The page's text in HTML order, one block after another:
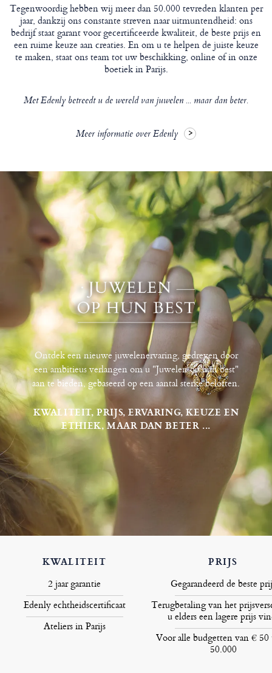
Tegenwoordig hebben wij meer dan 50.000 tevreden klanten per
jaar, dankzij ons constante streven naar uitmuntendheid: ons
bedrijf staat garant voor gecertificeerde kwaliteit, de beste prijs en
een ruime keuze aan creaties. En om u te helpen de juiste keuze
te maken, staat ons team tot uw beschikking, online of in onze
boetiek in Parijs.
Met Edenly betreedt u de wereld van juwelen ... maar dan beter.
Meer informatie over Edenly
Ontdek een nieuwe juwelenervaring, gedreven door
een ambitieus verlangen om u "Juwelen op hun best"
aan te bieden, gebaseerd op een aantal sterke beloften.
KWALITEIT, PRIJS, ERVARING, KEUZE EN
ETHIEK, MAAR DAN BETER ...
KWALITEIT
2 jaar garantie
Edenly echtheidscertificaat
Ateliers in Parijs
PRIJS
Gegarandeerd de beste
Terugbetaling van het
u elders een lagere prijs
Voor alle budgetten van €
50.000